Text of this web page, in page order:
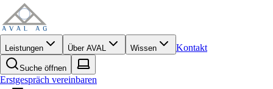
Leistungen Über AVAL Wissen Kontakt
Suche öffnen
Erstgespräch vereinbaren